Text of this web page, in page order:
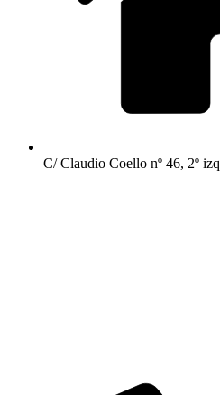
C/ Claudio Coello nº 46, 2º izq